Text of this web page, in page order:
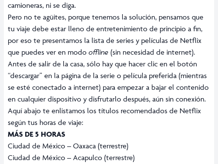
camioneras, ni se diga.
Pero no te agüites, porque tenemos la solución, pensamos que
tu viaje debe estar lleno de entretenimiento de principio a fin,
por eso te presentamos la lista de series y películas de Netflix
que puedes ver en modo offline (sin necesidad de internet).
Antes de salir de la casa, sólo hay que hacer clic en el botón
“descargar” en la página de la serie o película preferida (mientras
se esté conectado a internet) para empezar a bajar el contenido
en cualquier dispositivo y disfrutarlo después, aún sin conexión.
Aquí abajo te enlistamos los títulos recomendados de Netflix
según tus horas de viaje:
MÁS DE 5 HORAS
Ciudad de México – Oaxaca (terrestre)
Ciudad de México – Acapulco (terrestre)